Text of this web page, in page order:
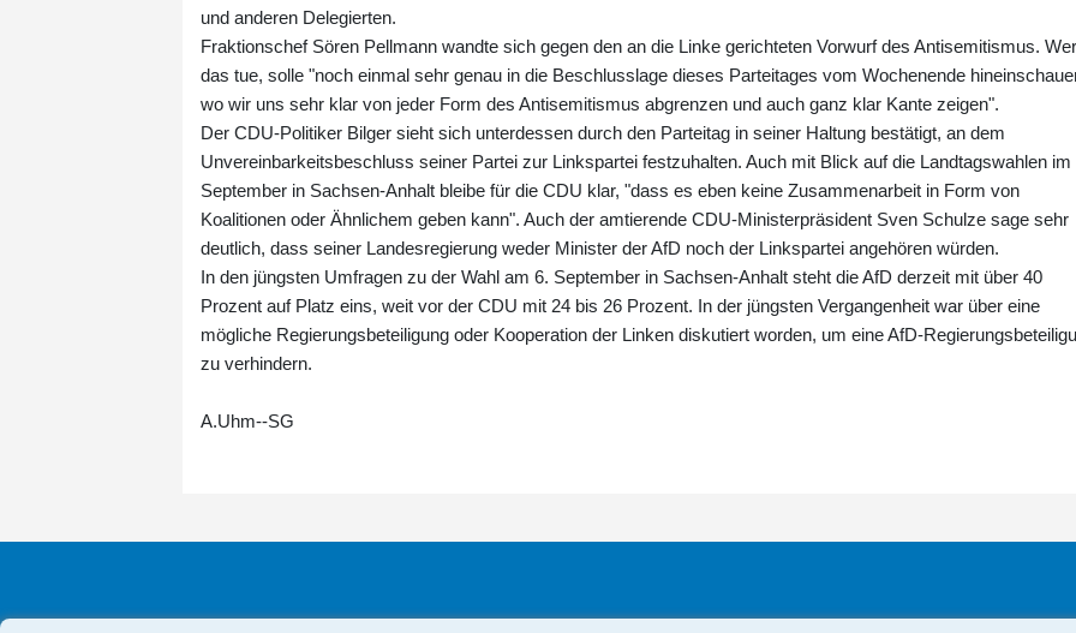
und anderen Delegierten.
Fraktionschef Sören Pellmann wandte sich gegen den an die Linke gerichteten Vorwurf des Antisemitismus. Wer
das tue, solle "noch einmal sehr genau in die Beschlusslage dieses Parteitages vom Wochenende
wo wir uns sehr klar von jeder Form des Antisemitismus abgrenzen und auch ganz klar Kante zeigen".
Der CDU-Politiker Bilger sieht sich unterdessen durch den Parteitag in seiner Haltung bestätigt, an dem
Unvereinbarkeitsbeschluss seiner Partei zur Linkspartei festzuhalten. Auch mit Blick auf die Landtagswahlen im
September in Sachsen-Anhalt bleibe für die CDU klar, "dass es eben keine Zusammenarbeit in Form von
Koalitionen oder Ähnlichem geben kann". Auch der amtierende CDU-Ministerpräsident Sven Schulze sage sehr
deutlich, dass seiner Landesregierung weder Minister der AfD noch der Linkspartei angehören würden.
In den jüngsten Umfragen zu der Wahl am 6. September in Sachsen-Anhalt steht die AfD derzeit mit über 40
Prozent auf Platz eins, weit vor der CDU mit 24 bis 26 Prozent. In der jüngsten Vergangenheit war über eine
mögliche Regierungsbeteiligung oder Kooperation der Linken diskutiert worden, um eine AfD-
zu verhindern.
A.Uhm--SG